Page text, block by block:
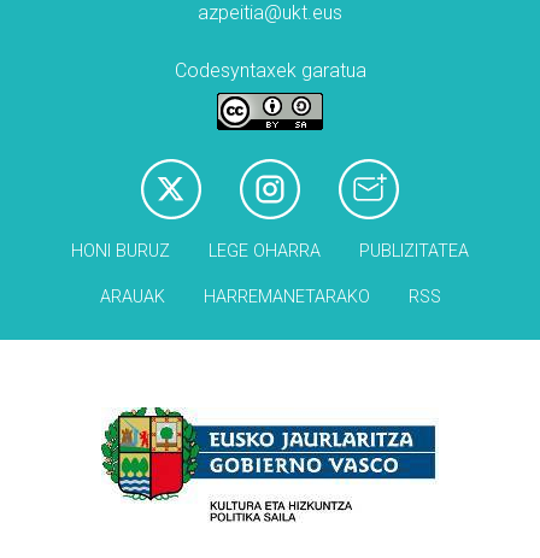
azpeitia@ukt.eus
Codesyntaxek garatua
HONI BURUZ LEGE OHARRA PUBLIZITATEA
ARAUAK HARREMANETARAKO RSS